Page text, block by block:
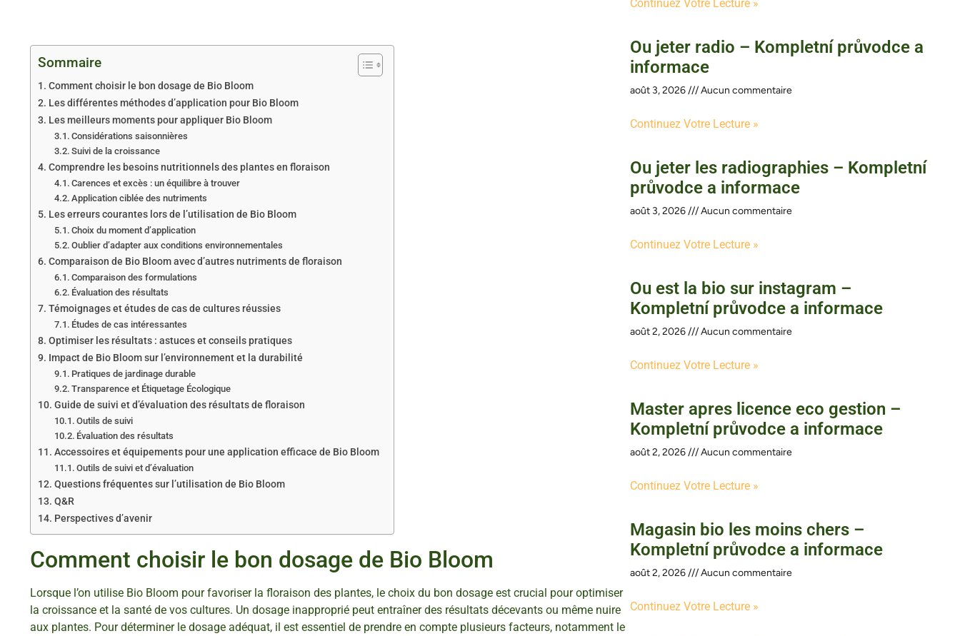
Sommaire
Comment choisir le bon dosage de Bio Bloom
Les différentes méthodes d’application pour Bio Bloom
Les meilleurs moments pour appliquer Bio Bloom
Considérations saisonnières
Suivi de la croissance
Comprendre les besoins nutritionnels des plantes en floraison
Carences et excès : un équilibre à trouver
Application ciblée des nutriments
Les erreurs courantes lors de l’utilisation de Bio Bloom
Choix du moment d’application
Oublier d’adapter aux conditions environnementales
Comparaison de Bio Bloom avec d’autres nutriments de floraison
Comparaison des formulations
Évaluation des résultats
Témoignages et études de cas de cultures réussies
Études de cas intéressantes
Optimiser les résultats : astuces et conseils pratiques
Impact de Bio Bloom sur l’environnement et la durabilité
Pratiques de jardinage durable
Transparence et Étiquetage Écologique
Guide de suivi et d’évaluation des résultats de floraison
Outils de suivi
Évaluation des résultats
Accessoires et équipements pour une application efficace de Bio Bloom
Outils de suivi et d’évaluation
Questions fréquentes sur l’utilisation de Bio Bloom
Q&R
Perspectives d’avenir
Comment choisir le bon dosage de Bio Bloom
Lorsque l’on utilise Bio Bloom pour favoriser la floraison des plantes, le choix du bon dosage est crucial pour optimiser
la croissance et la santé de vos cultures. Un dosage inapproprié peut entraîner des résultats décevants ou même nuire
aux plantes. Pour déterminer le dosage adéquat, il est essentiel de prendre en compte plusieurs facteurs, notamment le
Continuez Votre Lecture »
Ou jeter radio – Kompletní průvodce a
informace
août 3, 2026 Aucun commentaire
Continuez Votre Lecture »
Ou jeter les radiographies – Kompletní
průvodce a informace
août 3, 2026 Aucun commentaire
Continuez Votre Lecture »
Ou est la bio sur instagram –
Kompletní průvodce a informace
août 2, 2026 Aucun commentaire
Continuez Votre Lecture »
Master apres licence eco gestion –
Kompletní průvodce a informace
août 2, 2026 Aucun commentaire
Continuez Votre Lecture »
Magasin bio les moins chers –
Kompletní průvodce a informace
août 2, 2026 Aucun commentaire
Continuez Votre Lecture »